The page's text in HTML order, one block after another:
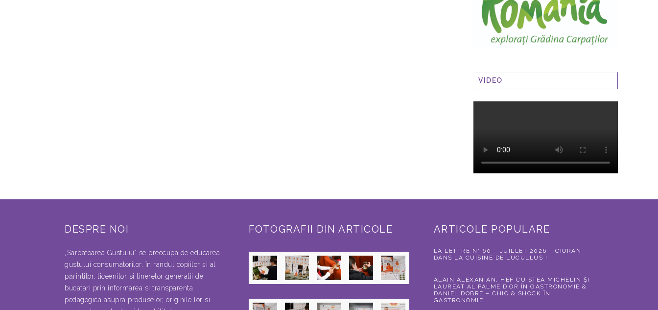
VIDEO
DESPRE NOI
„Sarbatoarea Gustului” se preocupa de educarea
gustului consumatorilor, în randul copiilor şi al
părintilor, liceenilor si tinerelor generatii de
bucatari prin informarea si transparenta
pedagogica asupra produselor, originile lor si
FOTOGRAFII DIN ARTICOLE ARTICOLE POPULARE
LA LETTRE N° 60 – JUILLET 2026 – CIORAN
DANS LA CUISINE DE LUCULLUS !
ALAIN ALEXANIAN, HEF CU STEA MICHELIN ȘI
LAUREAT AL PALME D’OR ÎN GASTRONOMIE &
DANIEL DOBRE – CHIC & SHOCK ÎN
GASTRONOMIE